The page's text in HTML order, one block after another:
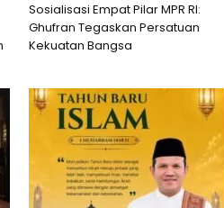
Sosialisasi Empat Pilar MPR RI:
Ghufran Tegaskan Persatuan
Kekuatan Bangsa